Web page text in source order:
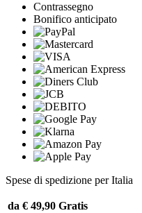
Contrassegno
Bonifico anticipato
Spese di spedizione per Italia
da € 49,90 Gratis